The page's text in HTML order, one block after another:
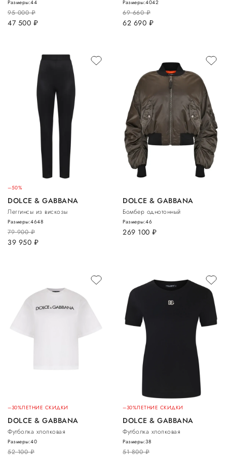
95 000руб.
47 500 руб.
Размеры:44
69 660руб.
62 690 руб.
Размеры:4042
–50%
DOLCE & GABBANA
Леггинсы из вискозы
79 900руб.
39 950 руб.
Размеры:4648
DOLCE & GABBANA
Бомбер однотонный
269 100 руб.
Размеры:46
–30%ЛЕТНИЕ СКИДКИ
DOLCE & GABBANA
Футболка хлопковая
52 100руб.
Размеры:40
–30%ЛЕТНИЕ СКИДКИ
DOLCE & GABBANA
Футболка хлопковая
51 800руб.
Размеры:38